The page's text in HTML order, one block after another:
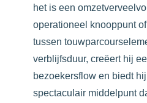
het is een
operationeel knooppunt
tussen
verblijfsduur, creëert hij
bezoekersflow en biedt
spectaculair middelpunt